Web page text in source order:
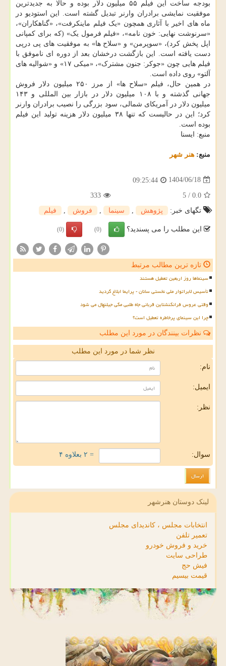
بودجه ساخت این فیلم ۵۵ میلیون دلار بوده و حالا به جدیدترین
موفقیت نمایشی برادران وارنر تبدیل گشته است. این استودیو در
ماه های اخیر با آثاری همچون «یک فیلم ماینکرفت»، «گناهکاران»،
«سرنوشت نهایی: خون نامه»، «فیلم فرمول یک» (که برای کمپانی
اپل پخش کرد)، «سوپرمن» و «سلاح ها» به موفقیت های پی درپی
دست یافته است. این بازگشت درخشان بعد از دوره ای ناموفق با
فیلم هایی چون «جوکر: جنون مشترک»، «میکی ۱۷» و «شوالیه های
آلتو» روی داده است.
در همین حال، فیلم «سلاح ها» از مرز ۲۵۰ میلیون دلار فروش
جهانی گذشته و با ۱۰۸ میلیون دلار در بازار بین المللی و ۱۴۳
میلیون دلار در آمریکای شمالی، سود بزرگی را نصیب برادران وارنر
کرد؛ این در حالیست که تنها ۳۸ میلیون دلار هزینه تولید این فیلم
بوده است.
منبع: ایسنا
منبع: هنر شهر
1404/06/18
09:25:44
0.0
/
5
333
تگهای خبر:
پژوهش سینما فروش فیلم
این مطلب را می پسندید؟ (0)
(0)
تازه ترین مطالب مرتبط
سینماها روز اربعین تعطیل هستند
تأسیس لابراتوار ملی نخستی سانان - پرایما ابلاغ گردید
وقتی عروس فرانکنشتاین قربانی جاه طلبی مگی جیلنهال می شود
چرا این سینمای پرخاطره تعطیل است؟
نظرات بینندگان در مورد این مطلب
نظر شما در مورد این مطلب
نام:
ایمیل:
نظر:
سوال: = ۲ بعلاوه ۴
لینک دوستان هنرشهر
انتخابات مجلس ، کاندیدای مجلس
تعمیر تلفن
خرید و فروش خودرو
طراحی سایت
فیش حج
قیمت بیسیم